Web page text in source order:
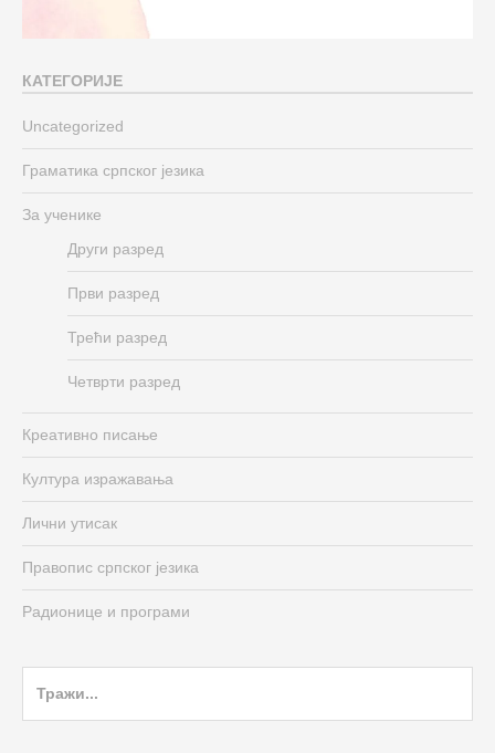
КАТЕГОРИЈЕ
Uncategorized
Граматика српског језика
За ученике
Други разред
Први разред
Трећи разред
Четврти разред
Креативно писање
Култура изражавања
Лични утисак
Правопис српског језика
Радионице и програми